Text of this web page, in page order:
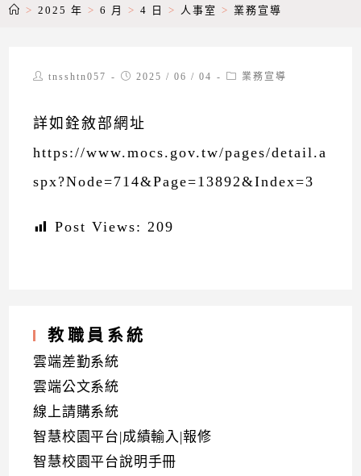
> 2025 年 > 6 月 > 4 日 > 人事室 > 業務宣導
Posttnsshtn057
Post2025 / 06 / 04
Post業務宣導
詳如銓敘部網址
https://www.mocs.gov.tw/pages/detail.a
spx?Node=714&Page=13892&Index=3
Post Views: 209
教職員系統
雲端差勤系統
雲端公文系統
線上請購系統
智慧校園平台|成績輸入|報修
智慧校園平台說明手冊